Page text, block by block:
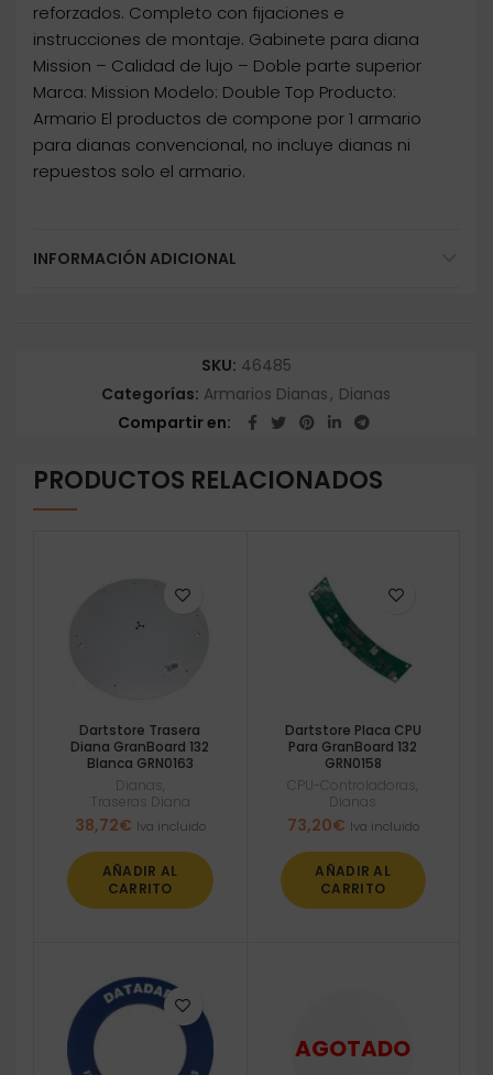
reforzados. Completo con fijaciones e
instrucciones de montaje. Gabinete para diana
Mission – Calidad de lujo – Doble parte superior
Marca: Mission Modelo: Double Top Producto:
Armario El productos de compone por 1 armario
para dianas convencional, no incluye dianas ni
repuestos solo el armario.
INFORMACIÓN ADICIONAL
SKU: 46485
Categorías: Armarios Dianas, Dianas
Compartir en
PRODUCTOS RELACIONADOS
Dartstore Trasera
Diana GranBoard 132
Blanca GRN0163
Dianas
Traseras Diana
38,72€ Iva incluido
AÑADIR AL
CARRITO
Dartstore Placa CPU
Para GranBoard 132
GRN0158
CPU-Controladoras
Dianas
73,20€ Iva incluido
AÑADIR AL
CARRITO